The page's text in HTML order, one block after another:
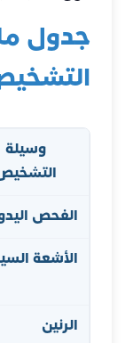
جدول
وسيلة
الفحص
الأشعة
الرنين